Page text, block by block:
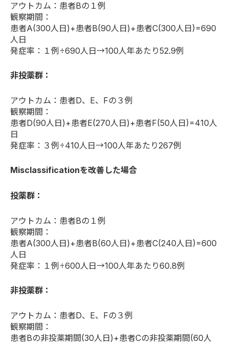
アウトカム：患者Bの１例
観察期間：
患者A(300人日)+患者B(90人日)+患者C(300人日)=690
人日
発症率：１例÷690人日→100人年あたり52.9例
非投薬群：
アウトカム：患者D、E、Fの３例
観察期間：
患者D(90人日)+患者E(270人日)+患者F(50人日)=410人
日
発症率：３例÷410人日→100人年あたり267例
Misclassificationを改善した場合
投薬群：
アウトカム：患者Bの１例
観察期間：
患者A(300人日)+患者B(60人日)+患者C(240人日)=600
人日
発症率：１例÷600人日→100人年あたり60.8例
非投薬群：
アウトカム：患者D、E、Fの３例
観察期間：
患者Bの非投薬期間(30人日)+患者Cの非投薬期間(60人